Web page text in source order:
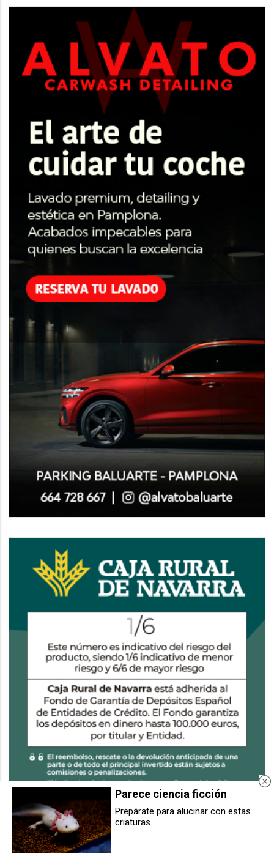
Día de la Medicina Interna: un
pilar integral para la Salud del
Paciente
El SNE-NL convoca ayudas para
financiar acciones formativas
Parece ciencia ficción
Prepárate para alucinar con estas
criaturas